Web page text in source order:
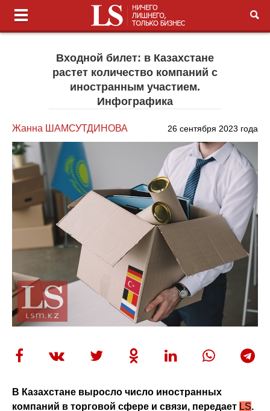
Входной билет: в Казахстане
растет количество компаний с
иностранным участием.
Инфографика
Жанна ШАМСУТДИНОВА 26 сентября 2023 года
В Казахстане выросло число иностранных
компаний в торговой сфере и связи, передает LS.